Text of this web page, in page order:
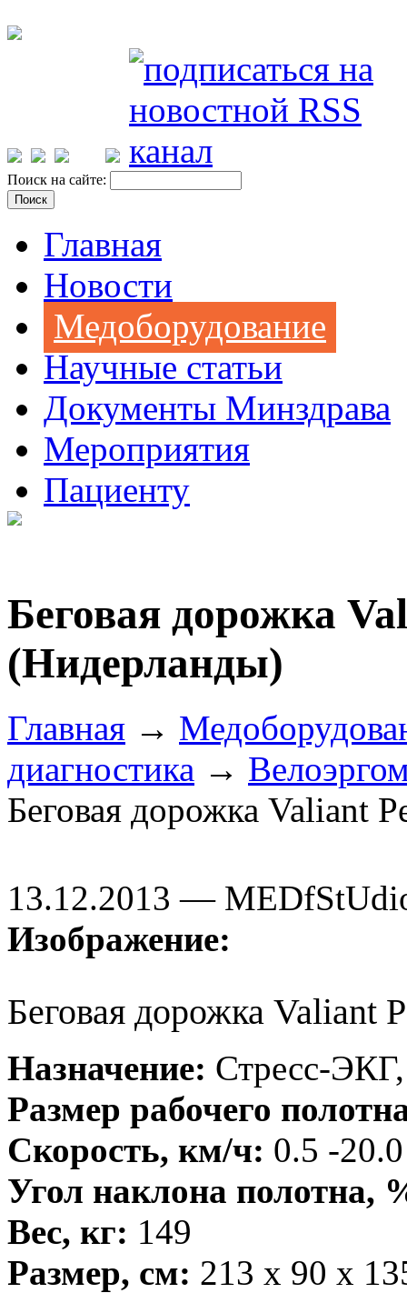
Поиск на сайте:
Главная
Новости
Медоборудование
Научные статьи
Документы Минздрава
Мероприятия
Пациенту
Беговая дорожка
(Нидерланды)
Главная →
диагностика →
Беговая дорожка Valiant
13.12.2013 —
Изображение:
Беговая дорожка Valiant
Назначение: Стресс-
Размер рабочего
Скорость, км/ч: 0.5 -20.0
Угол наклона полотна,
Вес, кг: 149
Размер, см: 213 x 90 x